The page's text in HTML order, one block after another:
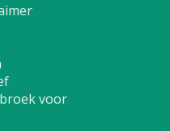
voor